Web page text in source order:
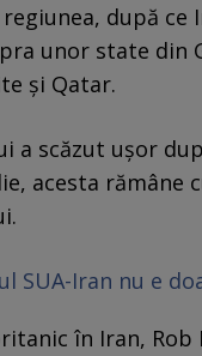
după ce
unor state din
și Qatar.
a scăzut ușor
acesta rămâne
SUA-Iran nu e
în Iran, Rob